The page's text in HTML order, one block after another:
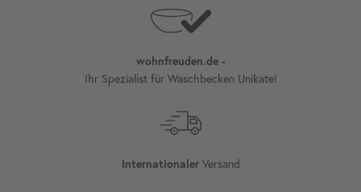
wohnfreuden.de -
Ihr Spezialist für Waschbecken Unikate!
InternationalerVersand